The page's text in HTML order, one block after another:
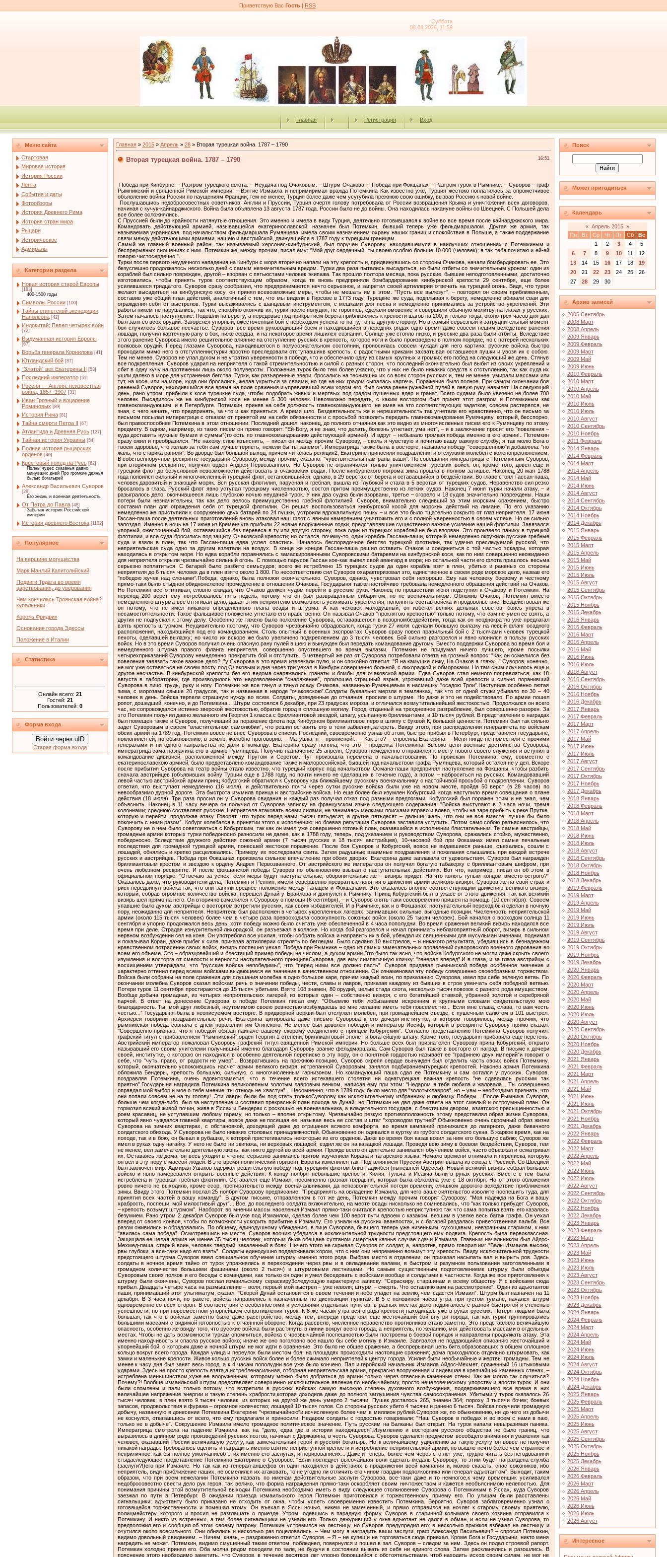
Приветствую Вас Гость | RSS
Суббота
08.08.2026, 11:59
Главная Регистрация Вход
Меню сайта
Стартовая
Мировая история
История России
Лента
События и даты
Фотообзоры
История Древнего Рима
История стран мира
Рыцари
Историческое
Адмиралы
Категории раздела
Новая история старой Европы
[183]
400-1500 годы
Символы России [100]
Тайны египетской экспедиции
Наполеона [42]
Индокитай: Пепел четырех войн
[72]
Выдуманная история Европы
[67]
Борьба генерала Корнилова [41]
Ютландский бой [87]
“Златой” век Екатерины II [53]
Последний император [55]
Россия — Англия: неизвестная
война, 1857–1907 [31]
Иван Грозный и воцарение
Романовых [89]
История Рима [81]
Тайна смерти Петра II [67]
Атлантида и Древняя Русь [127]
Тайная история Украины [54]
Полная история рыцарских
орденов [40]
Крестовый поход на Русь [62]
Полны чудес сказанья давно
минувших дней Про громкие деянья
былых богатырей
Александр Васильевич Суворов
[29]
Его жизнь и военная деятельность
От Петра до Павла [48]
Забытая история Российской
империи
История древнего Востока [1102]
Популярное
На вершине могущества
Марк Манлий Капитолийский
Подвиги Трдата во время
царствования, до уверования
Чем кончилась Троянская война?
купальники
Король Фридрих
Основание города Эдессы
Положение в Италии
Статистика
Онлайн всего: 21
Гостей: 21
Пользователей: 0
Форма входа
Войти через uID
Старая форма входа
Главная» 2015 » Апрель » 28» Вторая турецкая война. 1787 – 1790
16:51
Вторая турецкая война. 1787 – 1790
Победа при Кинбурне. – Разгром турецкого флота. – Неудача под Очаковым. – Штурм Очакова. – Победа при Фокшанах – Разгром турок в Рымнике. – Суворов – граф
Рымникский и священной Римской империи. – Взятие Измаила и непримиримая вражда Потемкина Как известно уже, Турция жестоко поплатилась за опрометчивое
объявление войны России по наущениям Франции; тем не менее, Турция более даже чем усугубила прежнюю свою ошибку, вызвав Россию к новой войне.
Послушавшись недобросовестных советчиков, Англии и Пруссии, Турция очертя голову потребовала от России возвращения Крыма и уничтожения всех договоров,
начиная с кучук-кайнарджиского. Война была объявлена 13 августа 1787 года. России было не до войны. Она находилась накануне войны со Швецией. С Польшей дела
все более осложнялись.
С Пруссией были до крайности натянутые отношения. Это именно и имела в виду Турция, деятельно готовившаяся к войне во все время после кайнарджиского мира.
Командовать действующей армией, называвшейся екатеринославской, назначен был Потемкин, бывший теперь уже фельдмаршалом. Другая же армия, так
называемая украинская, под начальством фельдмаршала Румянцева, имела своим назначением охрану наших границ и спокойствия в Польше, а также поддержание
связи между действующими армиями, нашею и австрийской, двинувшейся в 1787 году к турецким границам.
Самый же главный военный район, так называемый херсонес-кинбурнский, был поручен Суворову, находившемуся в наилучших отношениях с Потемкиным и
беспрерывных сношениях с ним. Потемкин же, между прочим, писал ему: "Мой друг сердечный, ты своею особою больше 10 000 (человек); я так тебя почитаю и ей-ей
говорю чистосердечно ”.
Турки после первого неудачного нападения на Кинбурн с моря вторично напали на эту крепость и, придвинувшись со стороны Очакова, начали бомбардировать ее. Это безуспешно продолжалось несколько дней с самым незначительным вредом. Турки два раза пытались высадиться, но были отбиты со значительным уроном: один из кораблей был сильно поврежден, другой – взорван с пятьюстами человек экипажа. Так прошло полтора месяца, пока русские, бывшие неподготовленными, достаточно изготовились, чтобы принять турок соответствующим образом, когда те вновь предприняли бомбардирование кинбурнской крепости 29 сентября, еще более усилившееся тридцатого. Суворов сразу сообразил, что предпринимается нечто серьезное, и запретил своей артиллерии отвечать на турецкий огонь. Видя, что турки желают высадиться на кинбурнскую косу, он принял всевозможные меры, чтобы не мешать им в этом. "Пусть все вылезут”, – повторял он своим приближенным, составив уже общий план действий, аналогичный с тем, что мы видели в Гирсове в 1773 году. Турецкие же суда, подплывая к берегу, немедленно вбивали сваи для ограждения себя от выстрелов. Турки высаживались с шанцевым инструментом, с мешками для песка и немедленно принимались за устройство укреплений. Эти работы никем не нарушались, так что, спокойно окончив их, турки после полудня, не торопясь, сделали омовение и совершили обычную молитву на глазах у русских. Затем началось наступление. Подошли на версту, а передовые под прикрытием берега приблизились к крепости шагов на 200, и только тогда, около трех часов дня дан был залп со всех орудий. Загорелся упорный, ожесточенный бой с переходом успеха то на ту, то на другую сторону. Но в самый серьезный и затруднительный момент боя случилось большое несчастье. Суворов, все время руководивший боем и находившийся в передних рядах одно время даже совсем пешим вследствие ранения лошади, получил картечную рану в бок, ниже сердца, и на некоторое время лишился сознания. Солнце уже стояло низко, и русские два раза были отбиты. Вследствие этого ранение Суворова имело решительное влияние на отступление русских в крепость, которое хотя и было произведено в полном порядке, но с потерей нескольких полковых орудий. Перед глазами Суворова, находившегося в полусознательном состоянии, проносилась совсем чуждая для него картина: русские войска быстро проходили мимо него в отступлении;турки яростно преследовали отступавшихв крепость, с радостными криками захватывая оставшиеся пушки и увозя их с собою. Тем не менее, Суворов не упал духом и не утратил уверенности в победе, что и обеспечило одну из самых крупных и громких его побед на следующий же день. Стянув все подкрепления, Суворов ударил на неприятеля с такой стремительностью и силой с разных сторон, что последний окончательно был выбит из своих укреплений и сбит в одну кучу на протяжении лишь около полуверсты. Положение турок было тем более ужасно, что у них не было никаких средств к отступлению, так как суда их ушли далеко в море для устранения бегства. Турки, как разъяренные звери, бросались на теснивших их со всех сторон русских и, тем не менее, умирали массами или тут, на косе, или на море, куда они бросались, желая укрыться за сваями, но где на них градом сыпалась картечь. Поражение было полное. При самом окончании боя раненый Суворов, находившийся все время на поле сражения и управлявший всем ходом его, был снова ранен ружейной пулей в левую руку навылет. На следующий день, рано утром, прибыли к косе турецкие суда, чтобы подобрать живых и мертвых под градом пушечных ядер и гранат. Всего судами было увезено не более 700 человек. Высадилось же на кинбурнской косе не менее 5 300 человек. Невозможно передать, с каким восторгом был принят этот разгром и Потемкиным как главнокомандующим, и в Петербурге. Потемкин, приняв на себя должность главнокомандующего, не имея на это соответствующих задатков, совсем растерялся, не зная, с чего начать, что предпринять, за что и как приняться. А время шло. Бездеятельность же и нерешительность так угнетали его нравственно, что он письмо за письмом посылал императрице с отказом от принятой им на себя обязанности и с просьбой позволить передать главнокомандование Румянцеву, который, бесспорно, был правоспособнее Потемкина в этом отношении. Последний дошел, наконец, до полного отчаяния,как это видно из многочисленных писем его к Румянцеву по этому предмету. В одном, например, из таких писем он прямо говорит: "Ей-Богу, я не знаю, что делать, болезнь угнетает, ума нет”, – и в заключение просит его "повеления – куда доставить нужные бумаги и суммы”(то есть по главнокомандованию действующей армией). И вдруг – небывало громкая победа именно в его армии!.. Потемкин сразу ожил и преобразился. "Не нахожу слов изъяснить, – писал он между прочим Суворову, – сколь я чувствую и почитаю вашу важную службу; я так молю Бога о твоем здоровье, что желаю за тебя сам лучше терпеть, нежели бы ты занемог”. Императрица также была в восторге, называла победу "совершенною”и добавляла: "но жаль, что старика ранили”. Во дворце был большой выход, причем читалась реляция2, Екатерине приносили поздравления и отслужили молебен с коленопреклонением. В собственноручном рескрипте государыни Суворову, между прочим, сказано: "чувствительны нам раны ваши”. По совещании императрицы с Потемкиным Суворов, при вторичном рескрипте, получил орден Андрея Первозванного. Но Суворов не ограничился только уничтожением турецких войск: он, кроме того, довел еще и турецкий флот до безусловной невозможности действовать в очаковских водах. После кинбурнского погрома зима прошла в полном затишье. Наконец, 20 мая 1788 года появился сильный и многочисленный турецкий флот, остановившийся, однако, в 29 верстах от берега и остававшийся в бездействии. Во главе стоял Гассан-паша, человек даровитый и знающий моряк. Вся русская флотилия, парусная и гребная, вышла из Глубокой и стала в 5 верстах от турецких судов. Неравенство сил резко бросалось в глаза. Русский флот явно уступал турецкому численностью, состоя притом преимущественно из легких судов. Наконец 7 июня турки начали атаку, – и разыгралось дело, окончившееся лишь глубокою ночью неудачей турок. У них два судна были взорваны, третье – сгорело и 18 судов значительно повреждены. Наши потери были незначительны, так как дело велось преимущественно гребной флотилией. Суворов, внимательно следивший за этим морским сражением, быстро составил план для ограждения себя от турецкой флотилии. Он решил воспользоваться кинбургской косой для морских действий на лимане. По его указанию немедленно же приступили к сооружению двух батарей по 24 пушки, устроили ядрокалильную печку – и все это было тщательно сокрыто от глаз неприятеля. 17 июня Гассан-паша после деятельных приготовлений вновь атаковал наш флот с явным намерением уничтожить его и с полной уверенностью в своем успехе. Но он сильно запоздал. Именно в ночь на 17 июня из Кременчуга прибыли 22 новые вооруженные лодки, представлявшие существенно важное усиление нашей флотилии. Завязался упорный, ожесточенный бой, остававшийся без перевеса в ту или другую сторону, пока один из турецких кораблей не был взорван. Это произвело панику в турецкой флотилии, и все суда бросились под защиту Очаковской крепости; но остался, почему-то, один корабль Гассана-паши, который немедленно окружили русские гребные суда и взяли в плен, так что Гассан-паша едва успел спастись. Началось беспорядочное бегство турецкой флотилии, так удачно преследуемой русской, что неприятельские суда одно за другим взлетали на воздух. В конце же концов Гассан-паша решил оставить Очаков и соединиться с той частью эскадры, которая находилась в открытом море. Но едва корабли поравнялись с замаскированными Суворовскими батареями на кинбурнской косе, как по ним совершенно неожиданно для неприятеля открыли чрезвычайно сильный огонь. С помощью парусов Гассан кое-как вывел свой авангард в море; но остальной части его флота пришлось весьма серьезно поплатиться. С батарей было разбито семьсудов; всего же истреблено 15 турецких судов да один корабль взят в плен, убитых и раненых со стороны неприятеля до 6 тысяч человек да в плен взято около 1 800. По несоответствию сил Суворов охарактеризовал это, единственное в своем роде морское дело, назвав его "победою жучек над слонами”.Победа, однако, была полноюи окончательною. Суворов, однако, чувствовал себя нехорошо. Ему как человеку боевому и честному прямо-таки было стыднои обиднонелепое промедление в отношении Очакова. Государыня также настойчиво требовала немедленного обращения действий на Очаков. Но Потемкин все оттягивал, словно ожидал, что Очаков должен чудом перейти в русские руки. Наконец по прошествии июня подступил к Очакову и Потемкин. На переход 200 верст ему потребовалось пять недель, потому что он был развращенным сибаритом, но не военачальником. Обложив Очаков, Потемкин вместо немедленного штурма все оттягивал дело, давая этим неприятелю возможность усиливать укрепления, пополнять состав войска и продовольствие. Бездействовал же он потому, что не имел никакого определенного плана осады и штурма. А как человек малодушный, он избегал всяких дельных советов, боясь упрека в несамостоятельности. Такое фальшивое положение угнетало его нравственно. Он называл Очаков "проклятою крепостью” только потому, что сам не умел ее взять, а других не подпускал к этому делу. Особенно же тяжело было положение Суворова, остававшегося в позорномбездействии, тогда как он неоднократно уже предлагал взять крепость штурмом. Неудивительно поэтому, что Суворов чрезвычайно обрадовался, когда турки 27 июля сделали большую вылазку на левый фланг осадного расположения, находившийся под его командованием. Столь опытный в военных экспромтах Суворов сразу повел правильный бой с 2 тысячами человек турецкой пехоты, сделавшей вылазку; но число их вскоре же было увеличено подкреплением до 3 тысяч человек. Бой сильно разгорелся и явно клонился в пользу русских войск. Но в это время Суворов получил очень опасную рану пулей в шею и вынужден был передать командование другому. Вместо поддержки Суво
Поиск
Может пригодиться
Календарь
« Апрель 2015 »
Пн
Вт Ср Чт Пт Сб
Вс
1
2 3 4
5
6
7 8 9 10 11
12
13
14 15 16 17 18
19
20
21 22 23 24 25
26
27
28 29 30
Архив записей
2005 Сентябрь
2008 Март
2008 Апрель
2009 Январь
2009 Февраль
2009 Март
2009 Май
2009 Июнь
2010 Февраль
2010 Март
2010 Апрель
2010 Май
2010 Июнь
2010 Июль
2010 Август
2010 Сентябрь
2010 Ноябрь
2011 Февраль
2014 Январь
2014 Февраль
2014 Март
2014 Апрель
2014 Май
2014 Июнь
2014 Август
2014 Сентябрь
2014 Октябрь
2014 Ноябрь
2014 Декабрь
2015 Январь
2015 Февраль
2015 Март
2015 Апрель
2015 Май
2015 Июнь
2015 Июль
2015 Август
2015 Сентябрь
2015 Октябрь
2015 Ноябрь
2015 Декабрь
2016 Январь
2016 Февраль
2016 Март
2016 Апрель
2016 Май
2016 Июнь
2016 Июль
2016 Август
2016 Сентябрь
2016 Октябрь
2016 Ноябрь
2016 Декабрь
2017 Январь
2017 Февраль
2017 Март
2017 Апрель
2017 Май
2017 Июнь
2017 Июль
2017 Август
2017 Сентябрь
2017 Октябрь
2017 Ноябрь
2017 Декабрь
2018 Январь
2018 Февраль
2018 Март
2018 Апрель
2018 Май
2018 Июнь
2018 Июль
2018 Август
2018 Сентябрь
2018 Октябрь
2018 Ноябрь
2018 Декабрь
2019 Февраль
2019 Март
2019 Апрель
2019 Май
2019 Июнь
2019 Июль
2019 Август
2019 Сентябрь
2019 Октябрь
2019 Ноябрь
2019 Декабрь
2020 Январь
2020 Февраль
2020 Март
2020 Апрель
2020 Май
2020 Июнь
2020 Июль
2020 Август
2020 Сентябрь
2020 Октябрь
2020 Ноябрь
2020 Декабрь
2021 Январь
2021 Февраль
2021 Март
2021 Апрель
2021 Май
2021 Июнь
2021 Июль
2021 Октябрь
2021 Ноябрь
2021 Декабрь
2022 Январь
2022 Февраль
2022 Март
2022 Апрель
2022 Май
2022 Июнь
2022 Июль
2022 Август
2022 Сентябрь
2022 Октябрь
2022 Ноябрь
2022 Декабрь
2023 Январь
2023 Февраль
2023 Март
2023 Апрель
2023 Май
2023 Июнь
2023 Июль
2023 Август
2023 Сентябрь
2023 Октябрь
2023 Ноябрь
2023 Декабрь
2024 Январь
2024 Февраль
2024 Март
2024 Апрель
2024 Май
2024 Июнь
2024 Июль
2024 Август
2024 Октябрь
2024 Ноябрь
2024 Декабрь
2025 Январь
2025 Февраль
2025 Март
2025 Апрель
2025 Июнь
2025 Август
2025 Сентябрь
2025 Октябрь
2025 Ноябрь
2025 Декабрь
2026 Январь
2026 Февраль
2026 Март
2026 Апрель
2026 Май
2026 Июнь
2026 Июль
2026 Август
Интересное